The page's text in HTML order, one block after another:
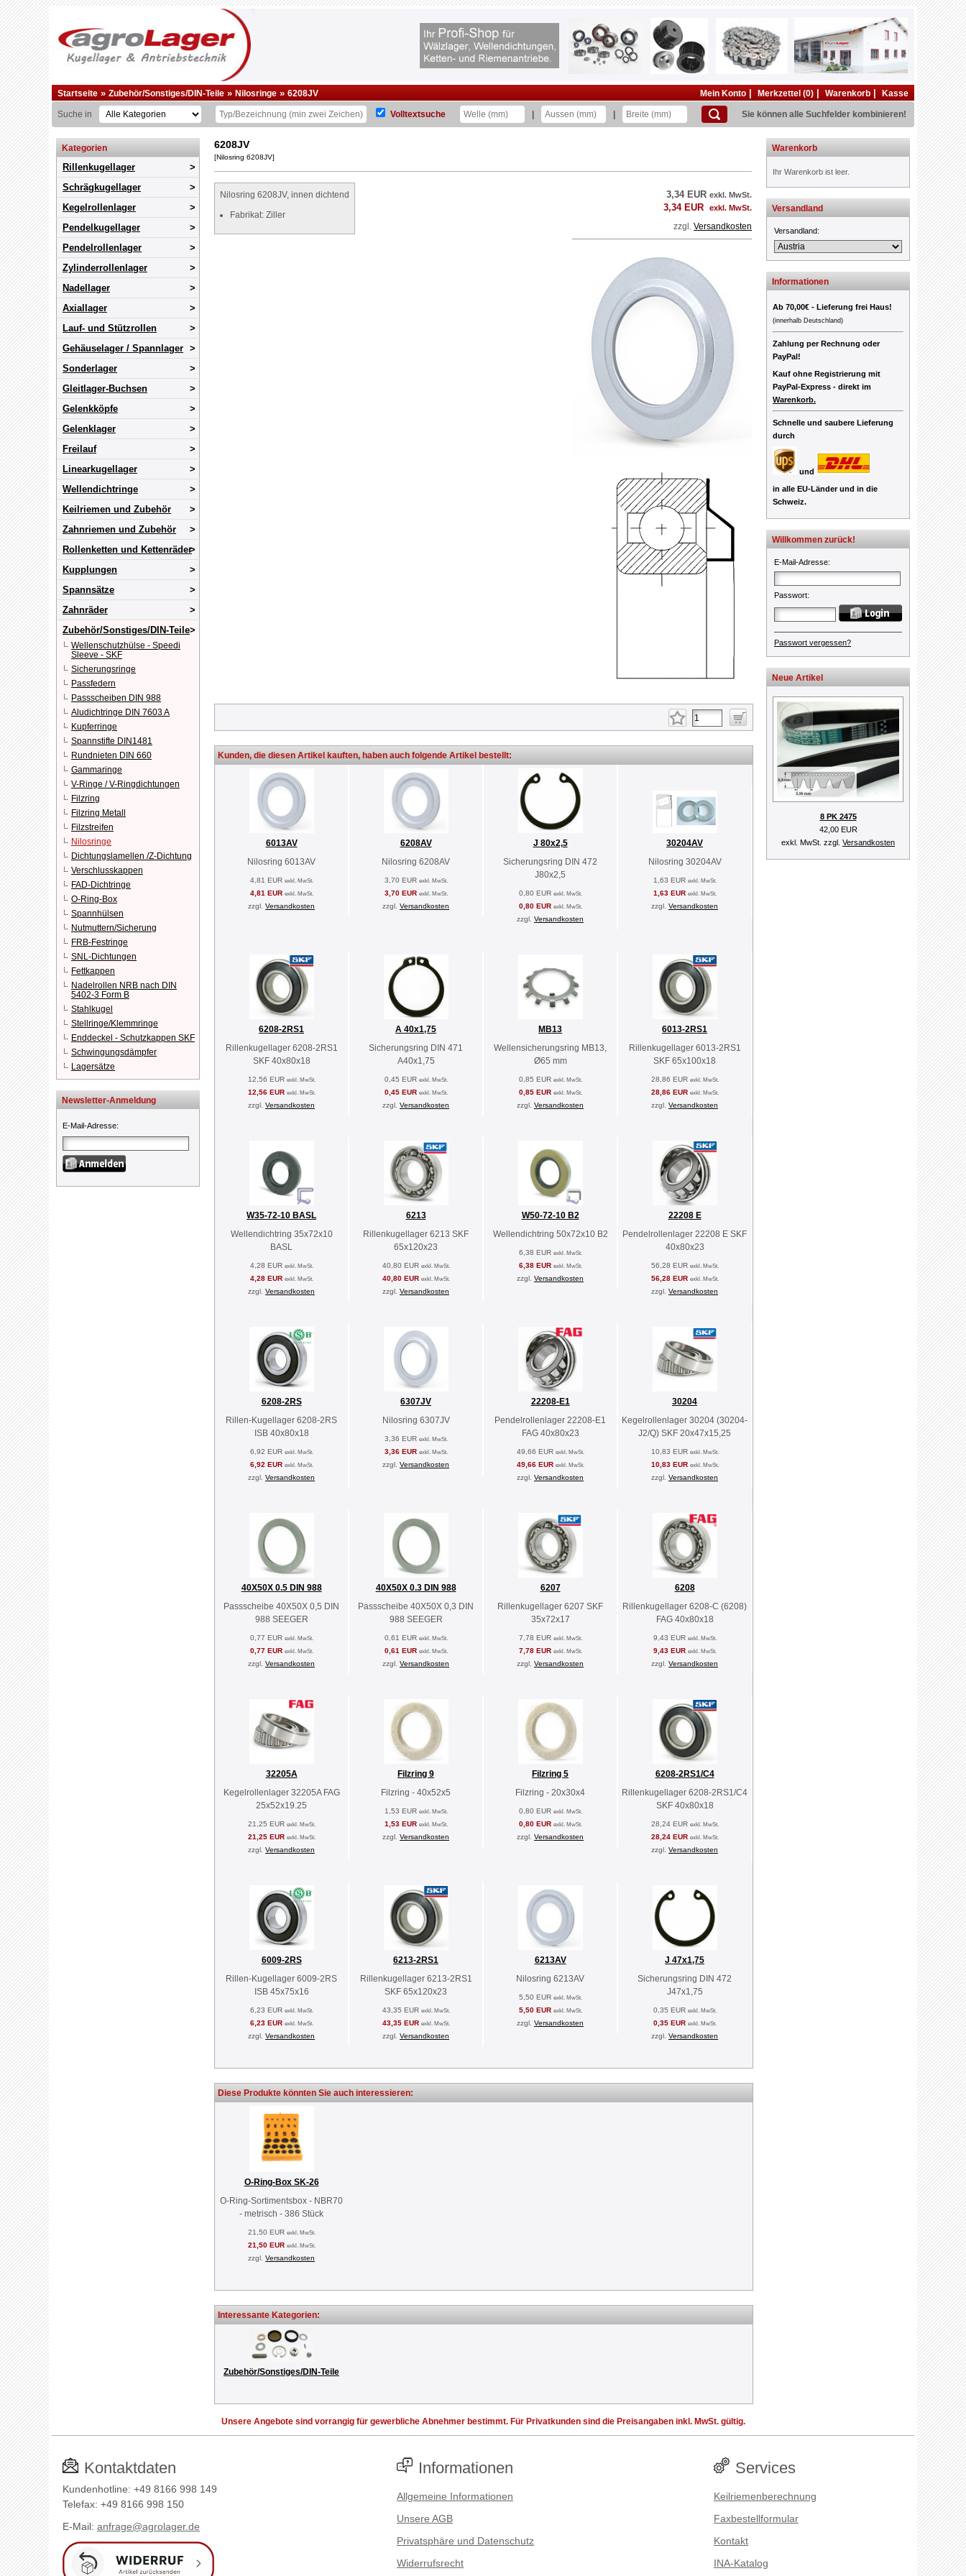
Startseite » Zubehör/Sonstiges/DIN-Teile » Nilosringe » 6208JV Mein Konto Merkzettel (0) Warenkorb Kasse
Suche in Volltextsuche Sie können alle Suchfelder kombinieren!
Kategorien
Rillenkugellager
Schrägkugellager
Kegelrollenlager
Pendelkugellager
Pendelrollenlager
Zylinderrollenlager
Nadellager
Axiallager
Lauf- und Stützrollen
Gehäuselager / Spannlager
Sonderlager
Gleitlager-Buchsen
Gelenkköpfe
Gelenklager
Freilauf
Linearkugellager
Wellendichtringe
Keilriemen und Zubehör
Zahnriemen und Zubehör
Rollenketten und Kettenräder
Kupplungen
Spannsätze
Zahnräder
Zubehör/Sonstiges/DIN-Teile
Wellenschutzhülse - Speedi
Sleeve - SKF
Sicherungsringe
Passfedern
Passscheiben DIN 988
Aludichtringe DIN 7603 A
Kupferringe
Spannstifte DIN1481
Rundnieten DIN 660
Gammaringe
V-Ringe / V-Ringdichtungen
Filzring
Filzring Metall
Filzstreifen
Nilosringe
Dichtungslamellen /Z-Dichtung
Verschlusskappen
FAD-Dichtringe
O-Ring-Box
Spannhülsen
Nutmuttern/Sicherung
FRB-Festringe
SNL-Dichtungen
Fettkappen
Nadelrollen NRB nach DIN
5402-3 Form B
Stahlkugel
Stellringe/Klemmringe
Enddeckel - Schutzkappen SKF
Schwingungsdämpfer
Lagersätze
Newsletter-Anmeldung
E-Mail-Adresse:
6208JV
[Nilosring 6208JV]
Nilosring 6208JV, innen dichtend
Fabrikat: Ziller
3,34 EUR exkl. MwSt.
3,34 EUR exkl. MwSt.
zzgl. Versandkosten
Kunden, die diesen Artikel kauften, haben auch folgende Artikel bestellt:
6013AV
Nilosring 6013AV
4,81 EUR exkl. MwSt.
4,81 EUR exkl. MwSt.
zzgl. Versandkosten
6208AV
Nilosring 6208AV
3,70 EUR exkl. MwSt.
3,70 EUR exkl. MwSt.
zzgl. Versandkosten
J 80x2,5
Sicherungsring DIN 472
J80x2,5
0,80 EUR exkl. MwSt.
0,80 EUR exkl. MwSt.
zzgl. Versandkosten
30204AV
Nilosring 30204AV
1,63 EUR exkl. MwSt.
1,63 EUR exkl. MwSt.
zzgl. Versandkosten
6208-2RS1
Rillenkugellager 6208-2RS1
SKF 40x80x18
12,56 EUR exkl. MwSt.
12,56 EUR exkl. MwSt.
zzgl. Versandkosten
A 40x1,75
Sicherungsring DIN 471
A40x1,75
0,45 EUR exkl. MwSt.
0,45 EUR exkl. MwSt.
zzgl. Versandkosten
MB13
Wellensicherungsring MB13,
Ø65 mm
0,85 EUR exkl. MwSt.
0,85 EUR exkl. MwSt.
zzgl. Versandkosten
6013-2RS1
Rillenkugellager 6013-2RS1
SKF 65x100x18
28,86 EUR exkl. MwSt.
28,86 EUR exkl. MwSt.
zzgl. Versandkosten
W35-72-10 BASL
Wellendichtring 35x72x10
BASL
4,28 EUR exkl. MwSt.
4,28 EUR exkl. MwSt.
zzgl. Versandkosten
6213
Rillenkugellager 6213 SKF
65x120x23
40,80 EUR exkl. MwSt.
40,80 EUR exkl. MwSt.
zzgl. Versandkosten
W50-72-10 B2
Wellendichtring 50x72x10 B2
6,38 EUR exkl. MwSt.
6,38 EUR exkl. MwSt.
zzgl. Versandkosten
22208 E
Pendelrollenlager 22208 E SKF
40x80x23
56,28 EUR exkl. MwSt.
56,28 EUR exkl. MwSt.
zzgl. Versandkosten
6208-2RS
Rillen-Kugellager 6208-2RS
ISB 40x80x18
6,92 EUR exkl. MwSt.
6,92 EUR exkl. MwSt.
zzgl. Versandkosten
6307JV
Nilosring 6307JV
3,36 EUR exkl. MwSt.
3,36 EUR exkl. MwSt.
zzgl. Versandkosten
22208-E1
Pendelrollenlager 22208-E1
FAG 40x80x23
49,66 EUR exkl. MwSt.
49,66 EUR exkl. MwSt.
zzgl. Versandkosten
30204
Kegelrollenlager 30204 (30204-
J2/Q) SKF 20x47x15,25
10,83 EUR exkl. MwSt.
10,83 EUR exkl. MwSt.
zzgl. Versandkosten
40X50X 0.5 DIN 988
Passscheibe 40X50X 0,5 DIN
988 SEEGER
0,77 EUR exkl. MwSt.
0,77 EUR exkl. MwSt.
zzgl. Versandkosten
40X50X 0.3 DIN 988
Passscheibe 40X50X 0,3 DIN
988 SEEGER
0,61 EUR exkl. MwSt.
0,61 EUR exkl. MwSt.
zzgl. Versandkosten
6207
Rillenkugellager 6207 SKF
35x72x17
7,78 EUR exkl. MwSt.
7,78 EUR exkl. MwSt.
zzgl. Versandkosten
6208
Rillenkugellager 6208-C (6208)
FAG 40x80x18
9,43 EUR exkl. MwSt.
9,43 EUR exkl. MwSt.
zzgl. Versandkosten
32205A
Kegelrollenlager 32205A FAG
25x52x19.25
21,25 EUR exkl. MwSt.
21,25 EUR exkl. MwSt.
zzgl. Versandkosten
Filzring 9
Filzring - 40x52x5
1,53 EUR exkl. MwSt.
1,53 EUR exkl. MwSt.
zzgl. Versandkosten
Filzring 5
Filzring - 20x30x4
0,80 EUR exkl. MwSt.
0,80 EUR exkl. MwSt.
zzgl. Versandkosten
6208-2RS1/C4
Rillenkugellager 6208-2RS1/C4
SKF 40x80x18
28,24 EUR exkl. MwSt.
28,24 EUR exkl. MwSt.
zzgl. Versandkosten
6009-2RS
Rillen-Kugellager 6009-2RS
ISB 45x75x16
6,23 EUR exkl. MwSt.
6,23 EUR exkl. MwSt.
zzgl. Versandkosten
6213-2RS1
Rillenkugellager 6213-2RS1
SKF 65x120x23
43,35 EUR exkl. MwSt.
43,35 EUR exkl. MwSt.
zzgl. Versandkosten
6213AV
Nilosring 6213AV
5,50 EUR exkl. MwSt.
5,50 EUR exkl. MwSt.
zzgl. Versandkosten
J 47x1,75
Sicherungsring DIN 472
J47x1,75
0,35 EUR exkl. MwSt.
0,35 EUR exkl. MwSt.
zzgl. Versandkosten
Diese Produkte könnten Sie auch interessieren:
O-Ring-Box SK-26
O-Ring-Sortimentsbox - NBR70
- metrisch - 386 Stück
21,50 EUR exkl. MwSt.
21,50 EUR exkl. MwSt.
zzgl. Versandkosten
Interessante Kategorien:
Zubehör/Sonstiges/DIN-Teile
Warenkorb
Ihr Warenkorb ist leer.
Versandland
Versandland:
Informationen
Ab 70,00€ - Lieferung frei Haus!
(innerhalb Deutschland)
Zahlung per Rechnung oder
PayPal!
Kauf ohne Registrierung mit
PayPal-Express - direkt im
Warenkorb.
Schnelle und saubere Lieferung
durch
und
in alle EU-Länder und in die
Schweiz.
Willkommen zurück!
E-Mail-Adresse:
Passwort:
Passwort vergessen?
Neue Artikel
8 PK 2475
42,00 EUR
exkl. MwSt. zzgl. Versandkosten
Unsere Angebote sind vorrangig für gewerbliche Abnehmer bestimmt. Für Privatkunden sind die Preisangaben inkl. MwSt. gültig.
Kontaktdaten
Kundenhotline: +49 8166 998 149
Telefax: +49 8166 998 150
E-Mail: anfrage@agrolager.de
Informationen
Allgemeine Informationen
Unsere AGB
Privatsphäre und Datenschutz
Widerrufsrecht
Services
Keilriemenberechnung
Faxbestellformular
Kontakt
INA-Katalog